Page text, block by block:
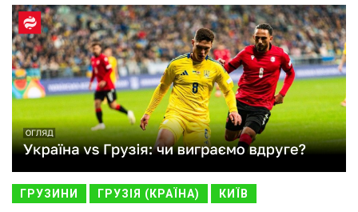
ГРУЗИНИ ГРУЗІЯ (КРАЇНА) КИЇВ